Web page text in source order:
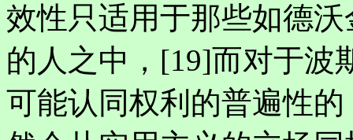
效性只适用于那些如德
的人之中，[19]而对于波
可能认同权利的普遍性